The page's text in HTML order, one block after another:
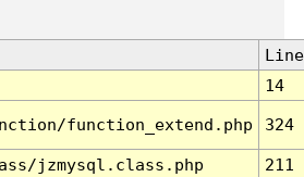
Line
14
function_extend.php 324
jzmysql.class.php
211